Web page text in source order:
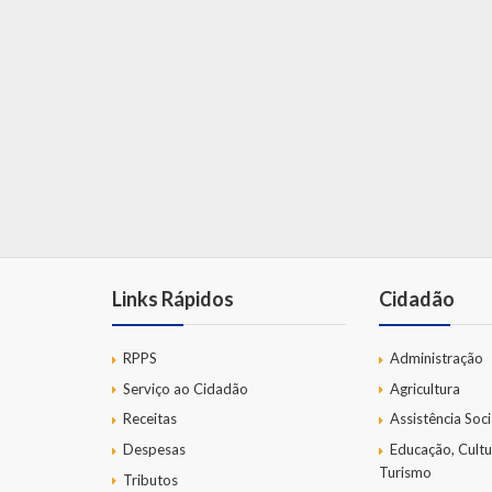
Links Rápidos
RPPS
Serviço ao Cidadão
Receitas
Despesas
Tributos
Cidadão
Administração
Agricultura
Assistência
Educação,
Turismo